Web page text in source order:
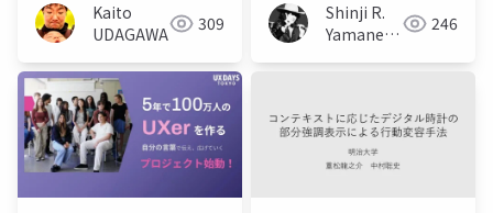
Kaito
UDAGAWA
309
Shinji R.
Yamane
246